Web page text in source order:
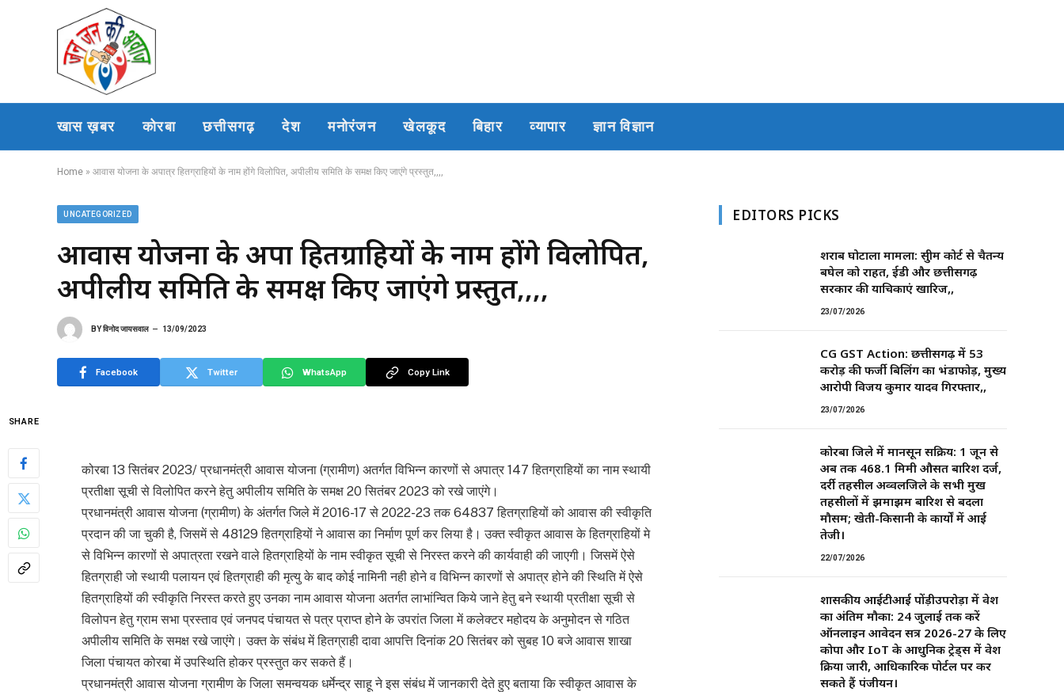
खास ख़बर कोरबा छत्तीसगढ़ देश मनोरंजन खेलकूद बिहार व्यापार ज्ञान विज्ञान
Home » आवास योजना के अपात्र हितग्राहियों के नाम होंगे विलोपित, अपीलीय समिति के समक्ष किए जाएंगे प्रस्तुत,,,,
UNCATEGORIZED
आवास योजना के अपात्र हितग्राहियों के नाम होंगे विलोपित,
अपीलीय समिति के समक्ष किए जाएंगे प्रस्तुत,,,,
BYविनोद जायसवाल 13/09/2023
Facebook Twitter WhatsApp Copy Link
SHARE
कोरबा 13 सितंबर 2023/ प्रधानमंत्री आवास योजना (ग्रामीण) अतर्गत विभिन्न कारणों से अपात्र 147 हितग्राहियों का नाम स्थायी
प्रतीक्षा सूची से विलोपित करने हेतु अपीलीय समिति के समक्ष 20 सितंबर 2023 को रखे जाएंगे।
प्रधानमंत्री आवास योजना (ग्रामीण) के अंतर्गत जिले में 2016-17 से 2022-23 तक 64837 हितग्राहियों को आवास की स्वीकृति
प्रदान की जा चुकी है, जिसमें से 48129 हितग्राहियों ने आवास का निर्माण पूर्ण कर लिया है। उक्त स्वीकृत आवास के हितग्राहियों मे
से विभिन्न कारणों से अपात्रता रखने वाले हितग्राहियों के नाम स्वीकृत सूची से निरस्त करने की कार्यवाही की जाएगी। जिसमें ऐसे
हितग्राही जो स्थायी पलायन एवं हितग्राही की मृत्यु के बाद कोई नामिनी नही होने व विभिन्न कारणों से अपात्र होने की स्थिति में ऐसे
हितग्राहियों की स्वीकृति निरस्त करते हुए उनका नाम आवास योजना अतर्गत लाभांन्वित किये जाने हेतु बने स्थायी प्रतीक्षा सूची से
विलोपन हेतु ग्राम सभा प्रस्ताव एवं जनपद पंचायत से पत्र प्राप्त होने के उपरांत जिला में कलेक्टर महोदय के अनुमोदन से गठित
अपीलीय समिति के समक्ष रखे जाएंगे। उक्त के संबंध में हितग्राही दावा आपत्ति दिनांक 20 सितंबर को सुबह 10 बजे आवास शाखा
जिला पंचायत कोरबा में उपस्थिति होकर प्रस्तुत कर सकते हैं।
प्रधानमंत्री आवास योजना ग्रामीण के जिला समन्वयक धर्मेन्द्र साहू ने इस संबंध में जानकारी देते हुए बताया कि स्वीकृत आवास के
EDITORS PICKS
शराब घोटाला मामला: सुप्रीम कोर्ट से चैतन्य
बघेल को राहत, ईडी और छत्तीसगढ़
सरकार की याचिकाएं खारिज,,
23/07/2026
CG GST Action: छत्तीसगढ़ में 53
करोड़ की फर्जी बिलिंग का भंडाफोड़, मुख्य
आरोपी विजय कुमार यादव गिरफ्तार,,
23/07/2026
कोरबा जिले में मानसून सक्रिय: 1 जून से
अब तक 468.1 मिमी औसत बारिश दर्ज,
दर्री तहसील अव्वलजिले के सभी प्रमुख
तहसीलों में झमाझम बारिश से बदला
मौसम; खेती-किसानी के कार्यों में आई
तेजी।
22/07/2026
शासकीय आईटीआई पोंड़ीउपरोड़ा में प्रवेश
का अंतिम मौका: 24 जुलाई तक करें
ऑनलाइन आवेदन सत्र 2026-27 के लिए
कोपा और IoT के आधुनिक ट्रेड्स में प्रवेश
प्रक्रिया जारी, आधिकारिक पोर्टल पर कर
सकते हैं पंजीयन।